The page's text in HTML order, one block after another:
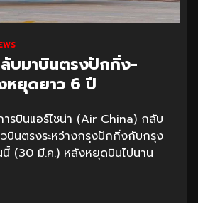
ลับมาบินตรงปักกิ่ง-
หยุดยาว 6 ปี
ารบินแอร์ไชน่า (Air China) กลับ
วบินตรงระหว่างกรุงปักกิ่งกับกรุง
(30 มี.ค.) หลังหยุดบินไปนาน